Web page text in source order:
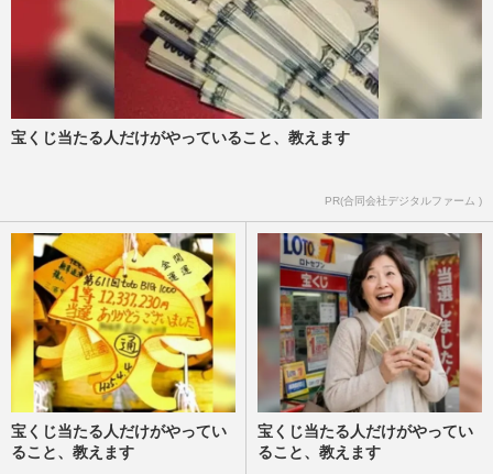
宝くじ当たる人だけがやっていること、教えます
PR(合同会社デジタルファーム )
宝くじ当たる人だけがやってい
ること、教えます
宝くじ当たる人だけがやってい
ること、教えます